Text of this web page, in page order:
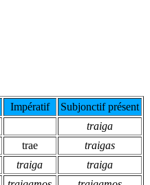
Impératif
Subjonctif présent
traiga
trae
traigas
traiga
traiga